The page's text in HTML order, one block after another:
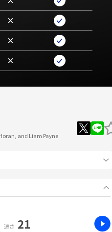
×
×
×
and Liam Payne
速さ 21